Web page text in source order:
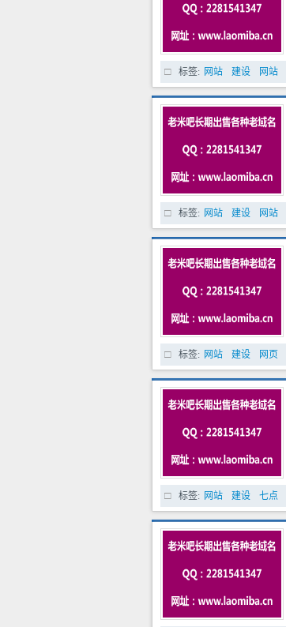
标签: 网站 建设 网站
标签: 网站 建设 网站
标签: 网站 建设 网页
标签: 网站 建设 七点